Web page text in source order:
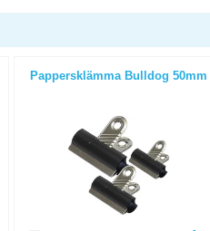
Pappersklämma Bulldog 50mm